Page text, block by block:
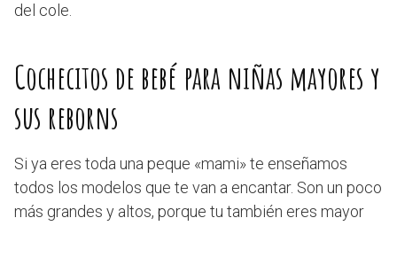
del cole.
Cochecitos de bebé para niñas mayores y
sus reborns
Si ya eres toda una peque «mami» te enseñamos
todos los modelos que te van a encantar. Son un poco
más grandes y altos, porque tu también eres mayor